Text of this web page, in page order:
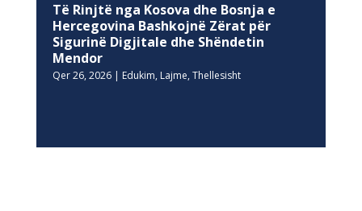
Të Rinjtë nga Kosova dhe Bosnja e
Hercegovina Bashkojnë Zërat për
Sigurinë Digjitale dhe Shëndetin
Mendor
Qer 26, 2026| Edukim, Lajme, Thellesisht